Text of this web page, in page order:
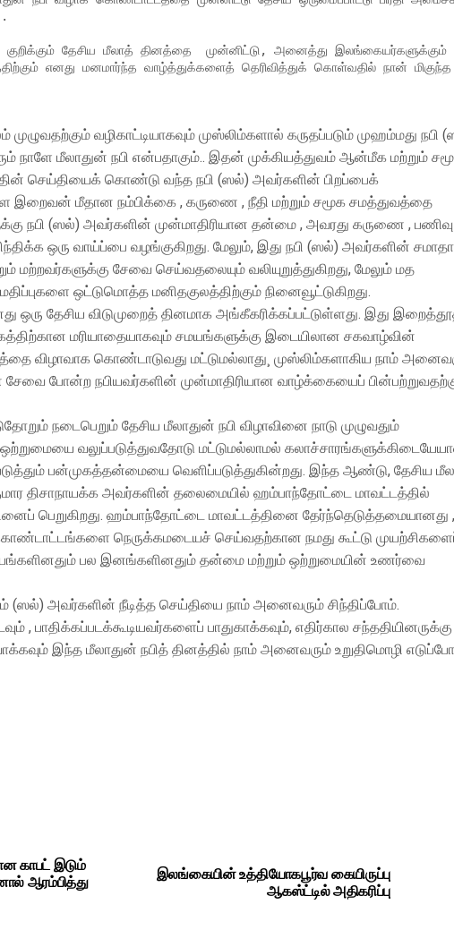
எனது மனமார்ந்த வாழ்த்துக்களைத் தெரிவித்துக் கொள்வதில் நான் மிகுந்த
வழிகாட்டியாகவும் முஸ்லிம்களால் கருதப்படும் முஹம்மது நபி
நாளே மீலாதுன் நபி என்பதாகும்.. இதன் முக்கியத்துவம் ஆன்மீக மற்றும்
செய்தியைக் கொண்டு வந்த நபி (ஸல்) அவர்களின் பிறப்பைக்
இறைவன் மீதான நம்பிக்கை , கருணை , நீதி மற்றும் சமூக சமத்துவத்தை
நபி (ஸல்​) அவர்களின் முன்மாதிரியான தன்மை , அவரது கருணை , பணிவு
ஒரு வாய்ப்பை வழங்குகிறது. மேலும், இது நபி (ஸல்) அவர்களின்
மற்றவர்களுக்கு சேவை செய்வதலையும் வலியுறுத்துகிறது, மேலும் மத
ஒட்டுமொத்த மனிதகுலத்திற்கும் நினைவூட்டுகிறது.
ஒரு தேசிய விடுமுறைத் தினமாக அங்கீகரிக்கப்பட்டுள்ளது. இது
மரியாதையாகவும் சமயங்களுக்கு இடையிலான சகவாழ்வின்
விழாவாக கொண்டாடுவது மட்டுமல்லாது¸ முஸ்லிம்களாகிய நாம்
சேவை போன்ற நபியவர்களின் முன்மாதிரியான வாழ்க்கையைப்
நடைபெறும் தேசிய மீலாதுன் நபி விழாவினை நாடு முழுவதும்
வலுப்படுத்துவதோடு மட்டுமல்லாமல்
பன்முகத்தன்மையை வெளிப்படுத்துகின்றது. இந்த ஆண்டு, தேசிய
திசாநாயக்க அவர்களின் தலைமையில் ஹம்பாந்தோட்டை மாவட்டத்தில்
பெறுகிறது. ஹம்பாந்தோட்டை மாவட்டத்தினை தேர்ந்தெடுத்தமையானது ,
கொண்டாட்டங்களை நெருக்கமடையச் செய்வதற்கான நமது கூட்டு
பல இனங்களினதும் தன்மை மற்றும் ஒற்றுமையின் உணர்வை
(ஸல்) அவர்களின் நீடித்த செய்தியை நாம் அனைவரும் சிந்திப்போம்.
, பாதிக்கப்படக்கூடியவர்களைப் பாதுகாக்கவும், எதிர்கால சந்ததியினருக்கு
இந்த மீலாதுன் நபித் தினத்தில் நாம் அனைவரும் உறுதிமொழி
காபட் இடும்
ஆரம்பித்து இலங்கையின் உத்தியோகபூர்வ கையிருப்பு
ஆகஸ்ட்டில் அதிகரிப்பு